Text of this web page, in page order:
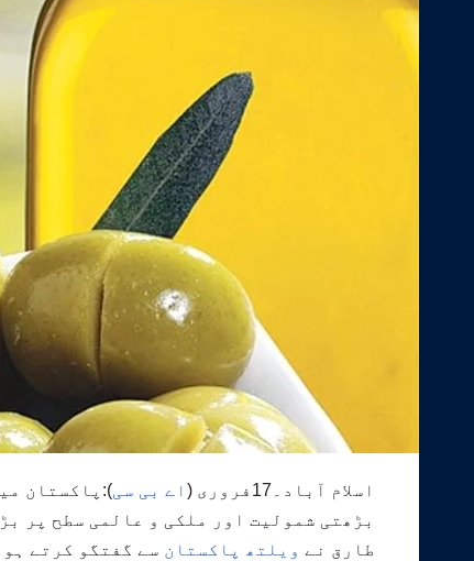
اسلام آباد۔17فروری ( اے بی سی
بڑھتی شمولیت اور ملکی و عالمی سطح پر
طارق نے ویلتھ پاکستان سے گفتگو کرتے